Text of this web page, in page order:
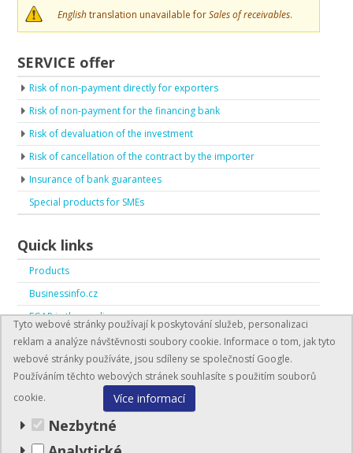
Englishtranslation unavailable forSales of receivables.
SERVICE offer
Risk of non-payment directly for exporters
Risk of non-payment for the financing bank
Risk of devaluation of the investment
Risk of cancellation of the contract by the importer
Insurance of bank guarantees
Special products for SMEs
Quick links
Products
Businessinfo.cz
EGAP in the media
EGAP in numbers
Tyto webové stránky používají k poskytování služeb, personalizaci
reklam a analýze návštěvnosti soubory cookie. Informace o tom, jak tyto
webové stránky používáte, jsou sdíleny se společností Google.
Používáním těchto webových stránek souhlasíte s použitím souborů
cookie.
Více informací
Nezbytné